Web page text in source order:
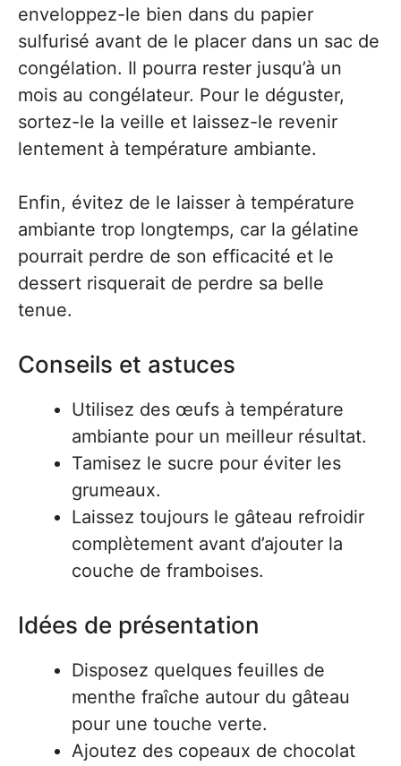
enveloppez-le bien dans du papier
sulfurisé avant de le placer dans un sac de
congélation. Il pourra rester jusqu’à un
mois au congélateur. Pour le déguster,
sortez-le la veille et laissez-le revenir
lentement à température ambiante.
Enfin, évitez de le laisser à température
ambiante trop longtemps, car la gélatine
pourrait perdre de son efficacité et le
dessert risquerait de perdre sa belle
tenue.
Conseils et astuces
Utilisez des œufs à température
ambiante pour un meilleur résultat.
Tamisez le sucre pour éviter les
grumeaux.
Laissez toujours le gâteau refroidir
complètement avant d’ajouter la
couche de framboises.
Idées de présentation
Disposez quelques feuilles de
menthe fraîche autour du gâteau
pour une touche verte.
Ajoutez des copeaux de chocolat